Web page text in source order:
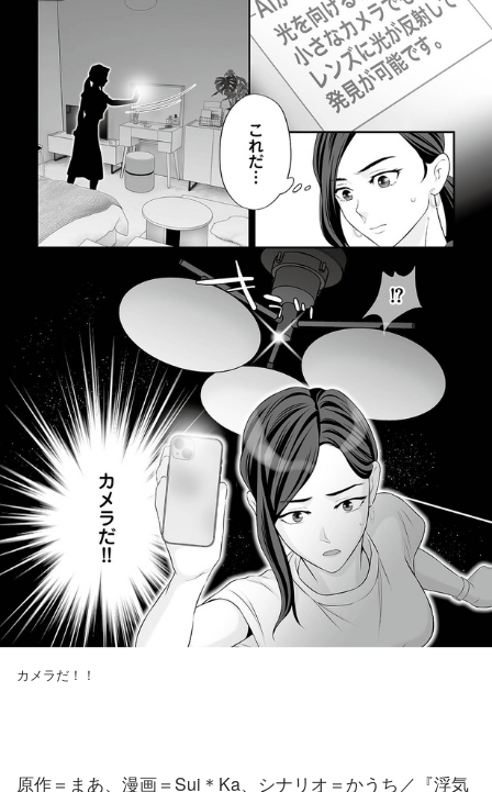
カメラだ！！
原作＝まあ、漫画＝Sui＊Ka、シナリオ＝かうち／『浮気